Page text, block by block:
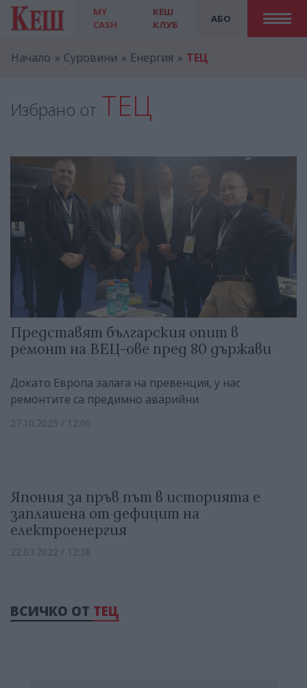
MY
CASH
АБО
КЕШ
КЛУБ
Начало Суровини Енергия ТЕЦ
Избрано от ТЕЦ
Представят българския опит в
ремонт на ВЕЦ-ове пред 80 държави
Докато Европа залага на превенция, у нас
ремонтите са предимно аварийни
27.10.2025 / 12:00
Япония за пръв път в историята е
заплашена от дефицит на
електроенергия
22.03.2022 / 12:38
ВСИЧКО ОТ ТЕЦ